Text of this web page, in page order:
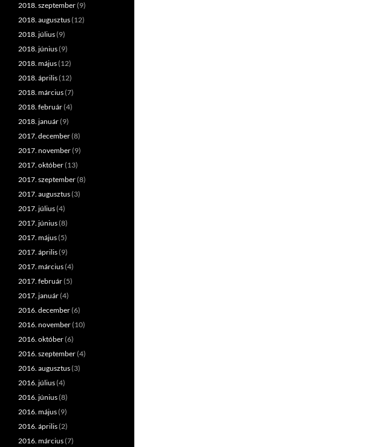
2018. szeptember(9)
2018. augusztus(12)
2018. július(9)
2018. június(9)
2018. május(12)
2018. április(12)
2018. március(7)
2018. február(4)
2018. január(9)
2017. december(8)
2017. november(9)
2017. október(13)
2017. szeptember(8)
2017. augusztus(3)
2017. július(4)
2017. június(8)
2017. május(5)
2017. április(9)
2017. március(4)
2017. február(5)
2017. január(4)
2016. december(6)
2016. november(10)
2016. október(6)
2016. szeptember(4)
2016. augusztus(3)
2016. július(4)
2016. június(8)
2016. május(9)
2016. április(2)
2016. március(7)